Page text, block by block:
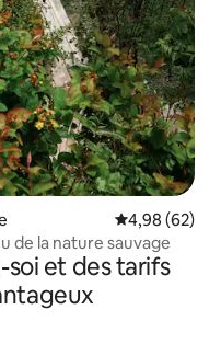
Évaluation
4,98 (62)
de la nature sauvage
et des tarifs